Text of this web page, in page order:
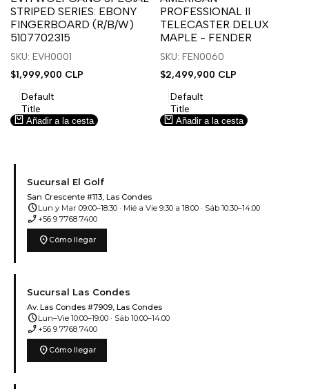
la
lista
deseos.
Compare
STRIPED SERIES: EBONY
FINGERBOARD (R/B/W)
5107702315
SKU: EVH0001
Precio
venta
$1,999,900 CLP
Default
Title
Añadir a la cesta
la
lista
deseos.
Compare
PROFESSIONAL II
TELECASTER DELUX
MAPLE - FENDER
SKU: FEN0060
Precio
venta
$2,499,900 CLP
Default
Title
Añadir a la cesta
Sucursal El Golf
San Crescente #113, Las Condes
scheduleLun y Mar 09:00–18:30 · Mié a Vie 9:30 a 18:00 · Sáb 10:30–14:00
phone_enabled +56 9 7768 7400
location_on Cómo llegar
Sucursal Las Condes
Av. Las Condes #7909, Las Condes
scheduleLun–Vie 10:00–19:00 · Sáb 10:00–14:00
phone_enabled +56 9 7768 7400
location_on Cómo llegar